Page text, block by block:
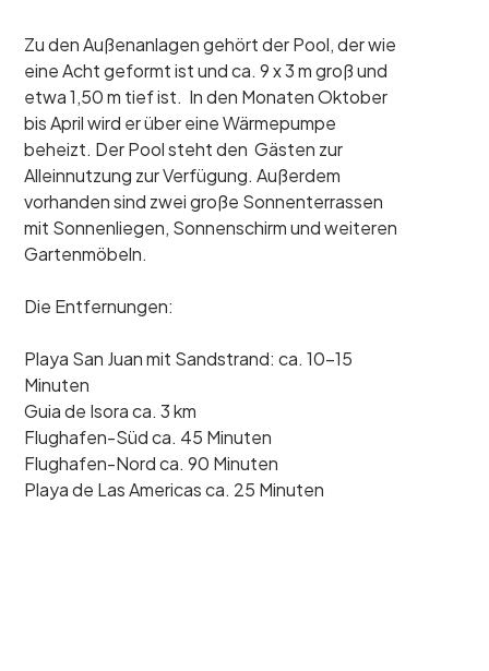
Zu den Außenanlagen gehört der Pool, der wie
eine Acht geformt ist und ca. 9 x 3 m groß und
etwa 1,50 m tief ist. In den Monaten Oktober
bis April wird er über eine Wärmepumpe
beheizt. Der Pool steht den Gästen zur
Alleinnutzung zur Verfügung. Außerdem
vorhanden sind zwei große Sonnenterrassen
mit Sonnenliegen, Sonnenschirm und weiteren
Gartenmöbeln.
Die Entfernungen:
Playa San Juan mit Sandstrand: ca. 10-15
Minuten
Guia de Isora ca. 3 km
Flughafen-Süd ca. 45 Minuten
Flughafen-Nord ca. 90 Minuten
Playa de Las Americas ca. 25 Minuten